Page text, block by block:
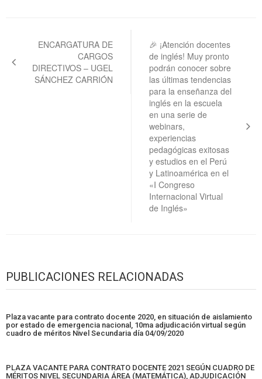
entradas
ENCARGATURA DE
CARGOS
DIRECTIVOS – UGEL
SÁNCHEZ CARRIÓN
🎉 ¡Atención docentes
de inglés! Muy pronto
podrán conocer sobre
las últimas tendencias
para la enseñanza del
inglés en la escuela
en una serie de
webinars,
experiencias
pedagógicas exitosas
y estudios en el Perú
y Latinoamérica en el
«I Congreso
Internacional Virtual
de Inglés»
PUBLICACIONES RELACIONADAS
Plaza vacante para contrato docente 2020, en situación de aislamiento
por estado de emergencia nacional, 10ma adjudicación virtual según
cuadro de méritos Nivel Secundaria día 04/09/2020
PLAZA VACANTE PARA CONTRATO DOCENTE 2021 SEGÚN CUADRO DE
MÉRITOS NIVEL SECUNDARIA ÁREA (MATEMÁTICA), ADJUDICACIÓN